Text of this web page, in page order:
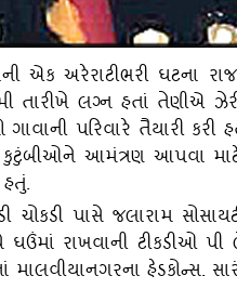
એક અરેરાટીભરી ઘટના
તારીખે લગ્ન હતાં તેણીએ
ગાવાની પરિવારે તૈયારી
કુટુંબીઓને આમંત્રણ આપવા
ચોકડી પાસે જલારામ
રાખવાની ટીકડીઓ
માલવીયાનગરના હેડકોન્‍સ.